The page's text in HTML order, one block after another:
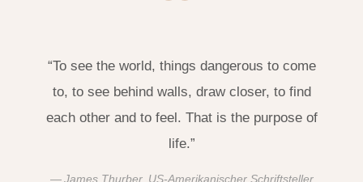
“To see the world, things dangerous to come
to, to see behind walls, draw closer, to find
each other and to feel. That is the purpose of
life.”
James Thurber, US-Amerikanischer Schriftsteller